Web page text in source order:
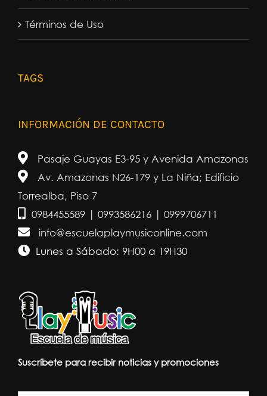
Términos de Uso
TAGS
INFORMACIÓN DE CONTACTO
Pasaje Guayas E3-95 y Avenida Amazonas
Av. Amazonas N26-179 y La Niña; Edificio
Torrealba, Piso 7
0984455589 | 0993586216 | 0999706711
info@escuelaplaymusiconline.com
Lunes a Sábado: 9H00 a 19H30
Suscríbete para recibir noticias y promociones